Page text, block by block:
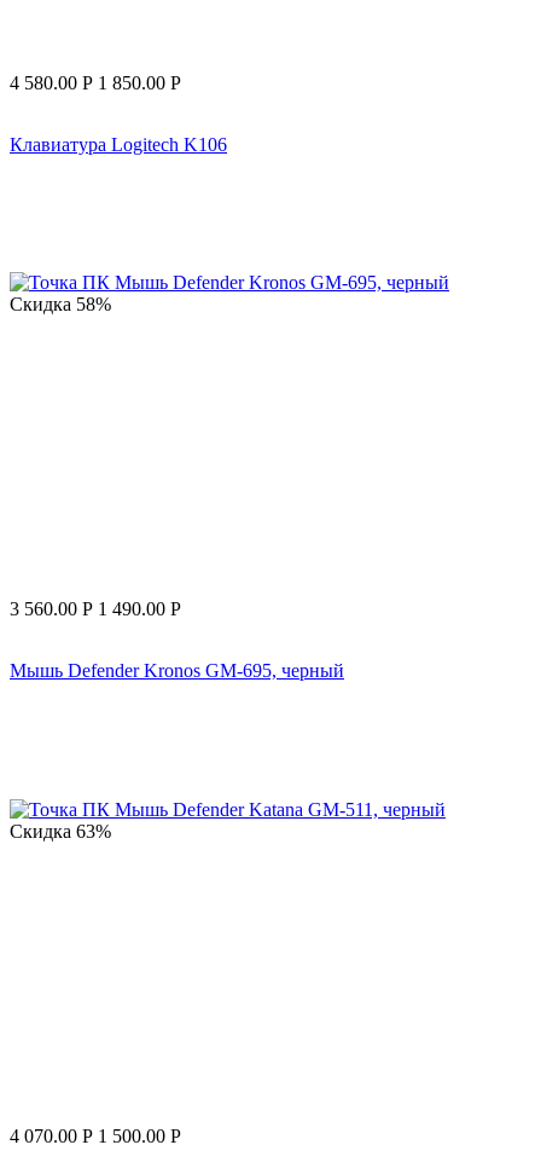
4 580.00 Р 1 850.00 Р
Клавиатура Logitech K106
Скидка 58%
3 560.00 Р 1 490.00 Р
Мышь Defender Kronos GM-695, черный
Скидка 63%
4 070.00 Р 1 500.00 Р